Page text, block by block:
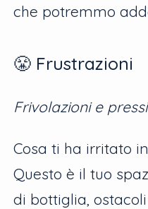
che potremmo
😤 Frustrazioni
Frivolazioni e
Cosa ti ha irritato
Questo è il tuo
di bottiglia,